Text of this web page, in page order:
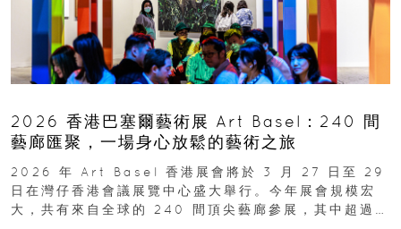
2026 香港巴塞爾藝術展 Art Basel：240 間
藝廊匯聚，一場身心放鬆的藝術之旅
2026 年 Art Basel 香港展會將於 3 月 27 日至 29
日在灣仔香港會議展覽中心盛大舉行。今年展會規模宏
大，共有來自全球的 240 間頂尖藝廊參展，其中超過半